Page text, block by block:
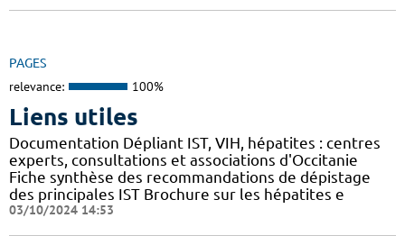
PAGES
relevance: 100%
Liens utiles
Documentation Dépliant IST, VIH, hépatites : centres
experts, consultations et associations d'Occitanie
Fiche synthèse des recommandations de dépistage
des principales IST Brochure sur les hépatites e
03/10/2024 14:53